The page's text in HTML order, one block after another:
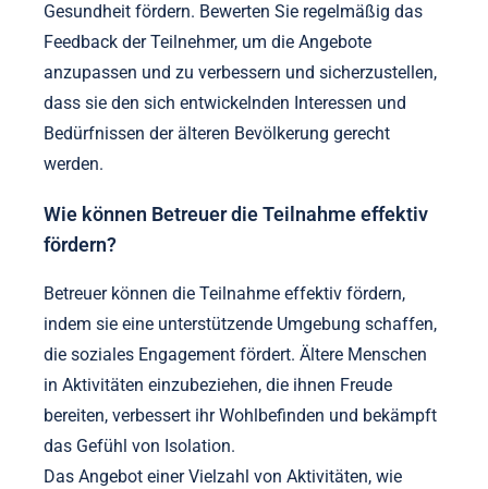
Gesundheit fördern. Bewerten Sie regelmäßig das
Feedback der Teilnehmer, um die Angebote
anzupassen und zu verbessern und sicherzustellen,
dass sie den sich entwickelnden Interessen und
Bedürfnissen der älteren Bevölkerung gerecht
werden.
Wie können Betreuer die Teilnahme effektiv
fördern?
Betreuer können die Teilnahme effektiv fördern,
indem sie eine unterstützende Umgebung schaffen,
die soziales Engagement fördert. Ältere Menschen
in Aktivitäten einzubeziehen, die ihnen Freude
bereiten, verbessert ihr Wohlbefinden und bekämpft
das Gefühl von Isolation.
Das Angebot einer Vielzahl von Aktivitäten, wie